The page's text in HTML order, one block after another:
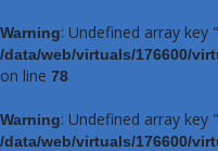
Warning: Undefined array key
/data/web/virtuals/176600/
on line 78
Warning: Undefined array key
/data/web/virtuals/176600/